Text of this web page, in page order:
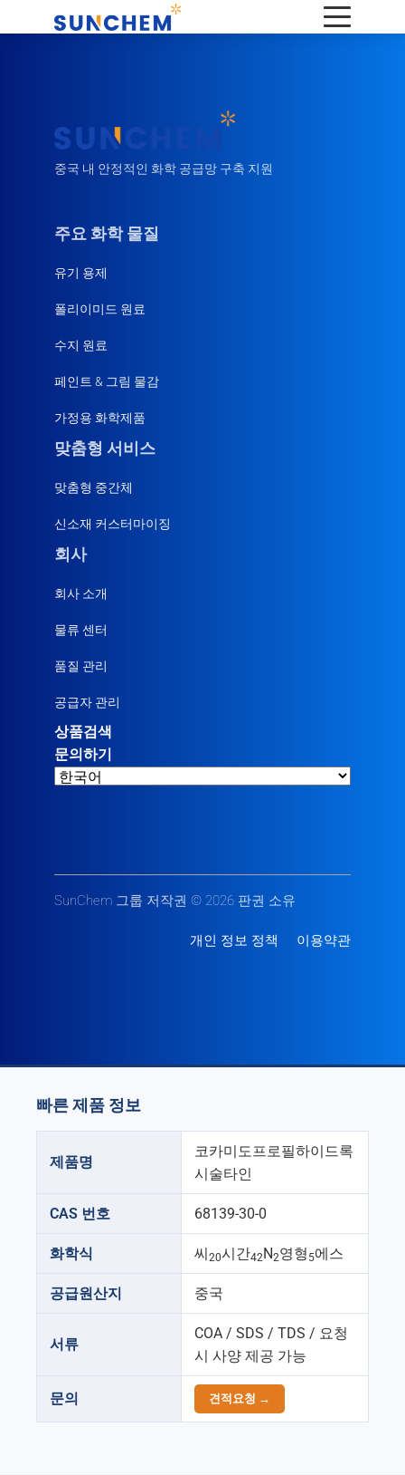
중국 내 안정적인 화학 공급망 구축 지원
주요 화학 물질
유기 용제
폴리이미드 원료
수지 원료
페인트 & 그림 물감
가정용 화학제품
맞춤형 서비스
맞춤형 중간체
신소재 커스터마이징
회사
회사 소개
물류 센터
품질 관리
공급자 관리
상품검색
문의하기
SunChem 그룹 저작권 © 2026 판권 소유
개인 정보 정책 이용약관
빠른 제품 정보
제품명
코카미도프로필하이드록
시술타인
CAS 번호 68139-30-0
화학식 씨 20시간42N2영형 5에스
공급원산지 중국
서류
COA / SDS / TDS / 요청
시 사양 제공 가능
문의 견적요청 →